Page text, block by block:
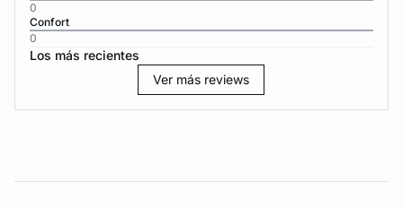
0
Confort
0
Los más recientes
Ver más reviews